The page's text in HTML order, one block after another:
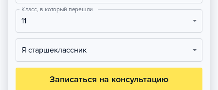
Класс, в который перешли
11
Я старшеклассник
Записаться на консультацию